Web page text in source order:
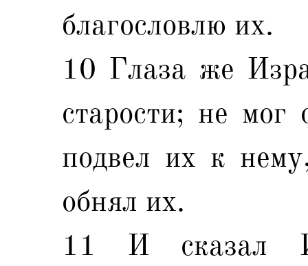
благословлю их.
10 Глаза же
старости; не
подвел их к
обнял их.
11 И сказал